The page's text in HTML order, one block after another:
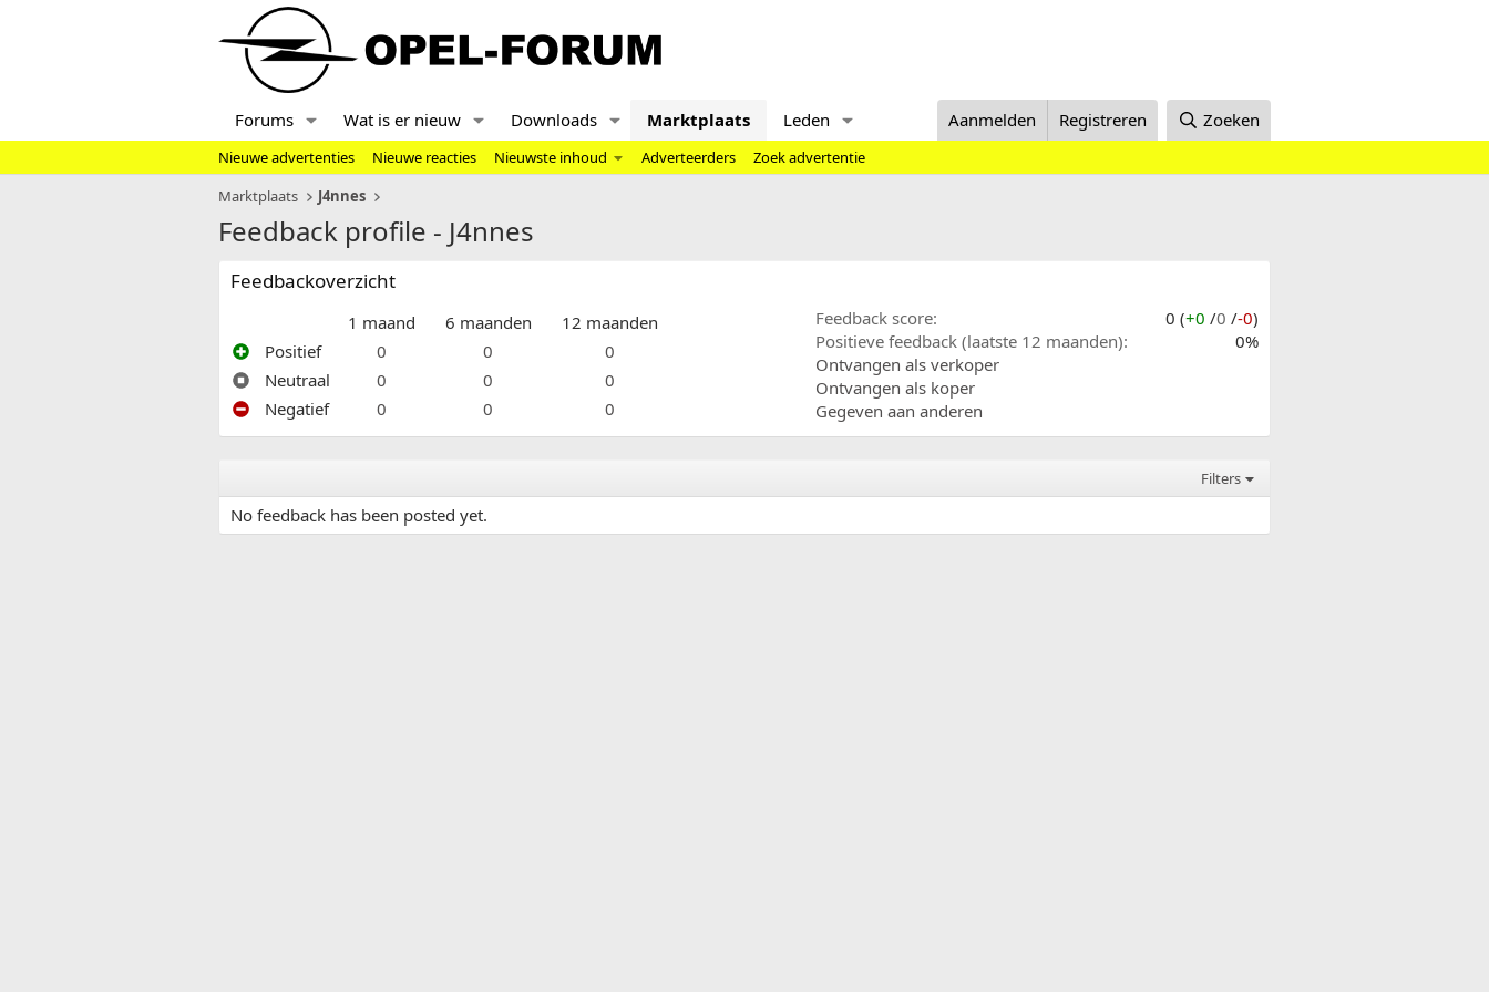
Forums Wat is er nieuw Downloads Marktplaats Leden Aanmelden Registreren Zoeken
Nieuwe advertenties Nieuwe reacties Nieuwste inhoud Adverteerders
Zoek advertentie
Marktplaats
J4nnes
Feedback profile - J4nnes
Feedbackoverzicht
1 maand 6 maanden
12 maanden
Positief
0 0
0
Neutraal
0 0
0
Negatief
0 0 0
Feedback score 0 (+0 /0 /-0)
Positieve feedback (laatste 12 maanden)
0%
Ontvangen als verkoper
Ontvangen als koper
Gegeven aan anderen
Filters
No feedback has been posted yet.